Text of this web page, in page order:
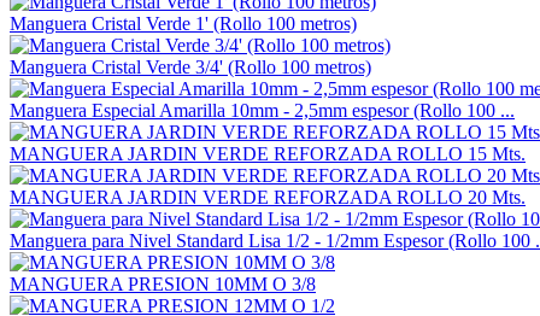
Manguera Cristal Verde 1' (Rollo 100 metros)
Manguera Cristal Verde 3/4' (Rollo 100 metros)
Manguera Especial Amarilla 10mm - 2,5mm espesor (Rollo 100 ...
MANGUERA JARDIN VERDE REFORZADA ROLLO 15 Mts.
MANGUERA JARDIN VERDE REFORZADA ROLLO 20 Mts.
Manguera para Nivel Standard Lisa 1/2 - 1/2mm Espesor (Rollo 100
MANGUERA PRESION 10MM O 3/8